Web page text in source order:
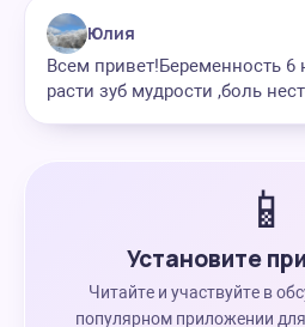
Юлия
Всем привет!Беременность 6
расти зуб мудрости ,боль
📱
Установите
Читайте и участвуйте в
популярном приложении